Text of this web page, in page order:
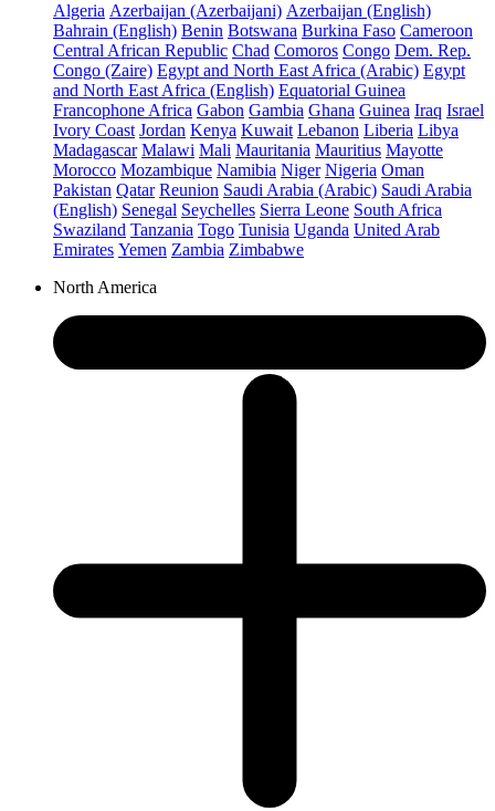
Algeria Azerbaijan (Azerbaijani) Azerbaijan (English)
Bahrain (English) Benin Botswana Burkina Faso Cameroon
Central African Republic Chad Comoros Congo Dem. Rep.
Congo (Zaire) Egypt and North East Africa (Arabic) Egypt
and North East Africa (English) Equatorial Guinea
Francophone Africa Gabon Gambia Ghana Guinea Iraq Israel
Ivory Coast Jordan Kenya Kuwait Lebanon Liberia Libya
Madagascar Malawi Mali Mauritania Mauritius Mayotte
Morocco Mozambique Namibia Niger Nigeria Oman
Pakistan Qatar Reunion Saudi Arabia (Arabic) Saudi Arabia
(English) Senegal Seychelles Sierra Leone South Africa
Swaziland Tanzania Togo Tunisia Uganda United Arab
Emirates Yemen Zambia Zimbabwe
North America